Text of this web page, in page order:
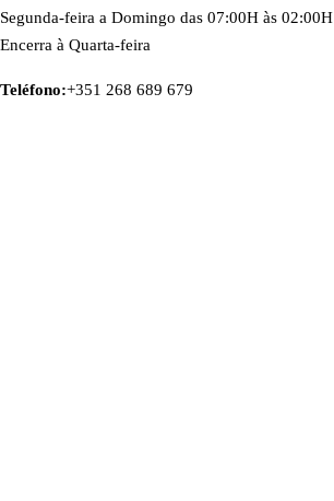
Segunda-feira a Domingo das 07:00H às 02:00H
Encerra à Quarta-feira
Teléfono:+351 268 689 679